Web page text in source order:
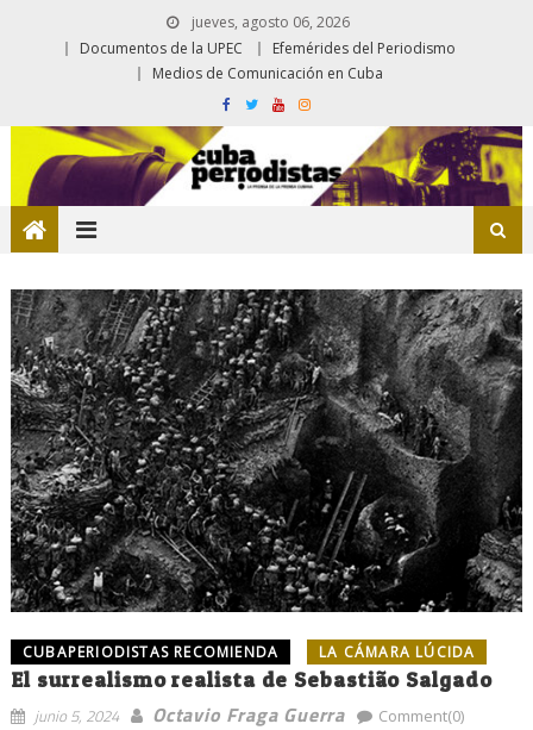
jueves, agosto 06, 2026
Documentos de la UPEC
Efemérides del Periodismo
Medios de Comunicación en Cuba
CUBAPERIODISTAS RECOMIENDA LA CÁMARA LÚCIDA
El surrealismo realista de Sebastião Salgado
junio 5, 2024 Octavio Fraga Guerra Comment(0)